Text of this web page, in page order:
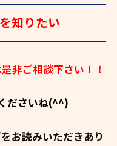
知りたい
非ご相談下さい！！
ださいね(^^)
お読みいただきあり